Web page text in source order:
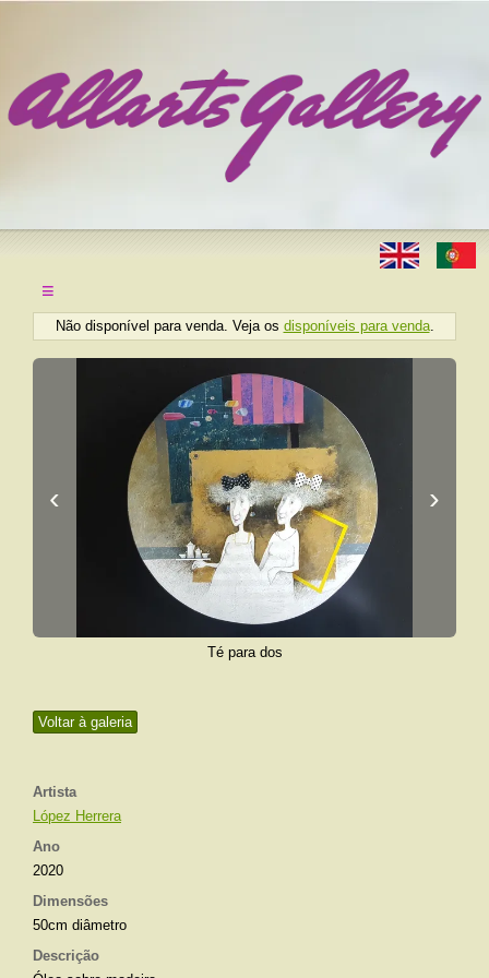
≡
Voltar à galeria
Artista
López Herrera
Ano
2020
Dimensões
50cm diâmetro
Descrição
Não disponível para venda. Veja os disponíveis para venda.
‹ ›
Té para dos